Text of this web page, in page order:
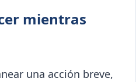
mientras
una acción breve,